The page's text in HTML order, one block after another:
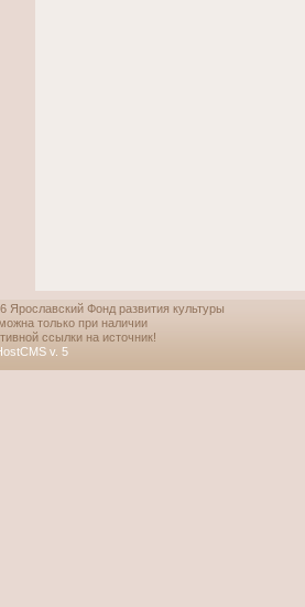
Фонд развития культуры
только при наличии
ссылки на источник!
v. 5